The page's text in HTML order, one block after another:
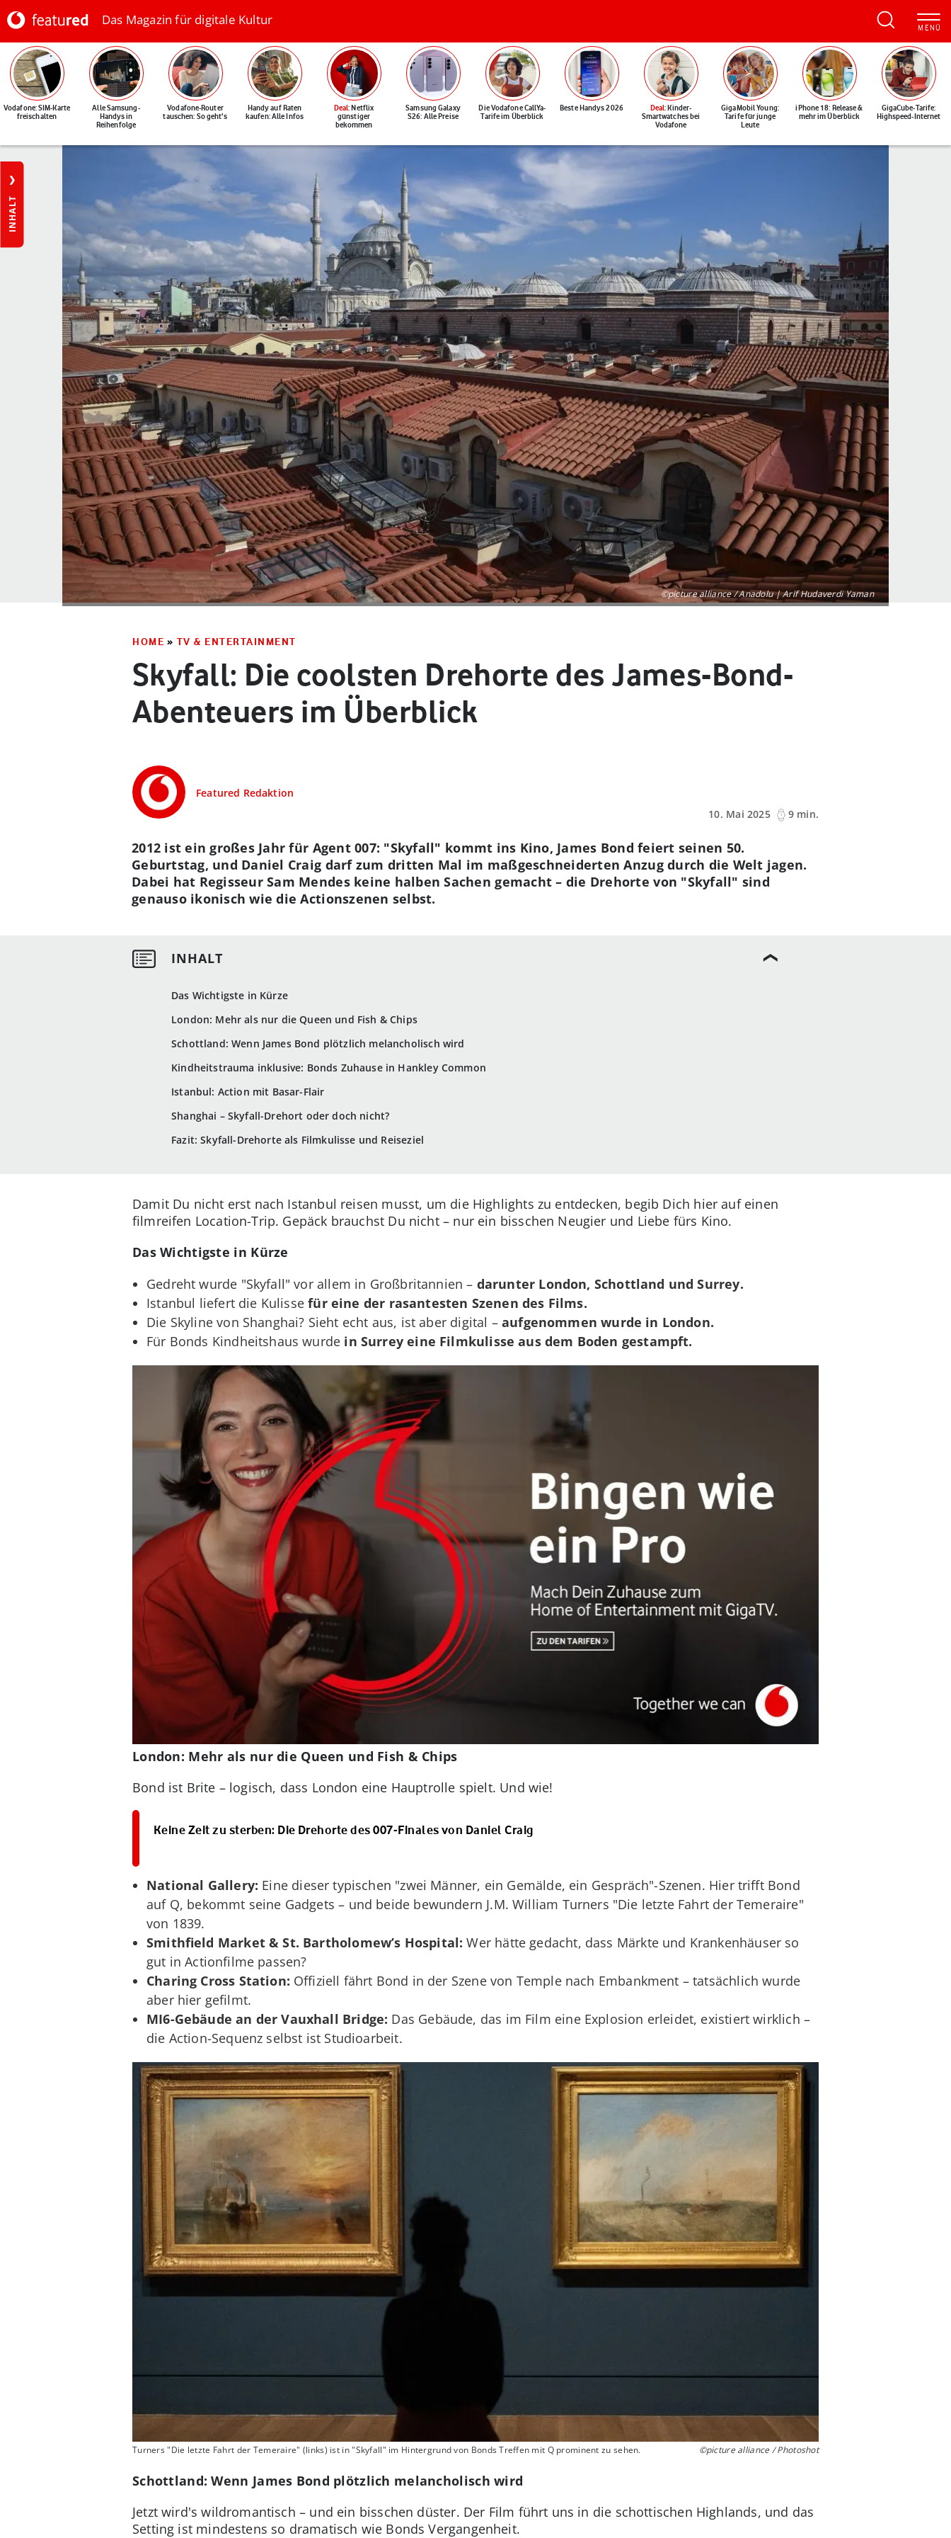
Das Magazin für digitale Kultur
Vodafone: SIM-Karte
freischalten
Alle Samsung-
Handys in
Reihenfolge
Vodafone-Router
tauschen: So geht's
Handy auf Raten
kaufen: Alle Infos
Deal: Netflix
günstiger
bekommen
Samsung Galaxy
S26: Alle Preise
Die Vodafone CallYa-
Tarife im Überblick
Beste Handys 2026 Deal: Kinder-
Smartwatches bei
Vodafone
GigaMobil Young:
Tarife für junge
Leute
iPhone 18: Release &
mehr im Überblick
GigaCube-Tarife:
Highspeed-Internet
INHALT
©picture alliance / Anadolu | Arif Hudaverdi Yaman
HOME » TV & ENTERTAINMENT
Skyfall: Die coolsten Drehorte des James-Bond-
Abenteuers im Überblick
Featured Redaktion
10. Mai 2025
9 min.
Das Wichtigste in Kürze
London: Mehr als nur die Queen und Fish & Chips
Schottland: Wenn James Bond plötzlich melancholisch wird
Kindheitstrauma inklusive: Bonds Zuhause in Hankley Common
Istanbul: Action mit Basar-Flair
Shanghai – Skyfall-Drehort oder doch nicht?
Fazit: Skyfall-Drehorte als Filmkulisse und Reiseziel
2012 ist ein großes Jahr für Agent 007: "Skyfall" kommt ins Kino, James Bond feiert seinen 50.
Geburtstag, und Daniel Craig darf zum dritten Mal im maßgeschneiderten Anzug durch die Welt jagen.
Dabei hat Regisseur Sam Mendes keine halben Sachen gemacht – die Drehorte von "Skyfall" sind
genauso ikonisch wie die Actionszenen selbst.
Damit Du nicht erst nach Istanbul reisen musst, um die Highlights zu entdecken, begib Dich hier auf einen
filmreifen Location-Trip. Gepäck brauchst Du nicht – nur ein bisschen Neugier und Liebe fürs Kino.
Das Wichtigste in Kürze
Gedreht wurde "Skyfall" vor allem in Großbritannien – darunter London, Schottland und Surrey.
Istanbul liefert die Kulissefür eine der rasantesten Szenen des Films.
Die Skyline von Shanghai? Sieht echt aus, ist aber digital – aufgenommen wurde in London.
Für Bonds Kindheitshaus wurde in Surrey eine Filmkulisse aus dem Boden gestampft.
London: Mehr als nur die Queen und Fish & Chips
Bond ist Brite – logisch, dass London eine Hauptrolle spielt. Und wie!
Keine Zeit zu sterben: Die Drehorte des 007-Finales von Daniel Craig
National Gallery: Eine dieser typischen "zwei Männer, ein Gemälde, ein Gespräch"-Szenen. Hier trifft Bond
auf Q, bekommt seine Gadgets – und beide bewundern J.M. William Turners "Die letzte Fahrt der Temeraire"
von 1839.
Smithfield Market & St. Bartholomew’s Hospital: Wer hätte gedacht, dass Märkte und Krankenhäuser so
gut in Actionfilme passen?
Charing Cross Station: Offiziell fährt Bond in der Szene von Temple nach Embankment – tatsächlich wurde
aber hier gefilmt.
MI6-Gebäude an der Vauxhall Bridge: Das Gebäude, das im Film eine Explosion erleidet, existiert wirklich –
die Action-Sequenz selbst ist Studioarbeit.
Turners "Die letzte Fahrt der Temeraire" (links) ist in "Skyfall" im Hintergrund von Bonds Treffen mit Q prominent zu sehen. ©picture alliance / Photoshot
Schottland: Wenn James Bond plötzlich melancholisch wird
Jetzt wird's wildromantisch – und ein bisschen düster. Der Film führt uns in die schottischen Highlands, und das
Setting ist mindestens so dramatisch wie Bonds Vergangenheit.